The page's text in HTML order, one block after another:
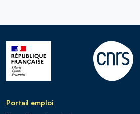
Portail emploi